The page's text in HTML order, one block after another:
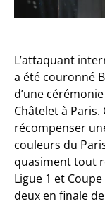
L’attaquant
a été couronné
d’une
Châtelet à
récompenser
couleurs du
quasiment tout
Ligue 1 et
deux en finale